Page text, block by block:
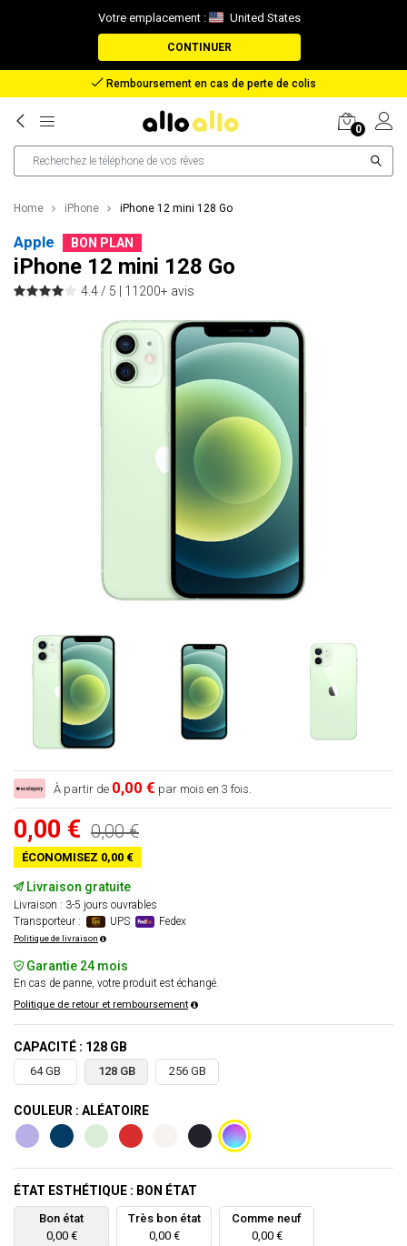
Votre emplacement : United States
CONTINUER
Remboursement en cas de perte de colis
0
Home iPhone iPhone 12 mini 128 Go
Apple BON PLAN
iPhone 12 mini 128 Go
4.4 / 5 | 11200+ avis
À partir de 0,00 € par mois en 3 fois.
0,00 € 0,00 €
ÉCONOMISEZ 0,00 €
Livraison gratuite
Livraison : 3-5 jours ouvrables
Transporteur :
UPS Fedex
Politique de livraison
Garantie 24 mois
En cas de panne, votre produit est échangé.
Politique de retour et remboursement
CAPACITÉ : 128 GB
64 GB 128 GB 256 GB
COULEUR : ALÉATOIRE
ÉTAT ESTHÉTIQUE : BON ÉTAT
Bon état
0,00 €
Très bon état
0,00 €
Comme neuf
0,00 €